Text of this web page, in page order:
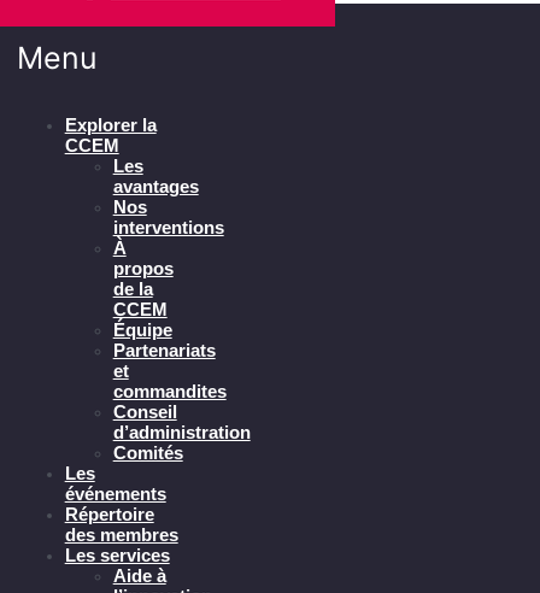
Menu
Explorer la
CCEM
Les
avantages
Nos
interventions
À
propos
de la
CCEM
Équipe
Partenariats
et
commandites
Conseil
d’administration
Comités
Les
événements
Répertoire
des membres
Les services
Aide à